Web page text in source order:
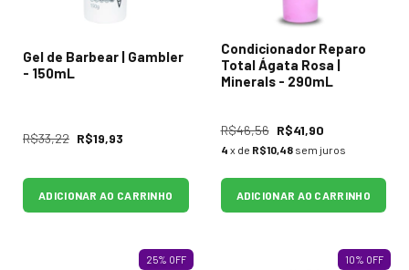
Gel de Barbear | Gambler
- 150mL
R$33,22 R$19,93
ADICIONAR AO CARRINHO
Condicionador Reparo
Total Ágata Rosa |
Minerals - 290mL
R$46,56 R$41,90
4 x de R$10,48 sem juros
ADICIONAR AO CARRINHO
25% OFF 10% OFF